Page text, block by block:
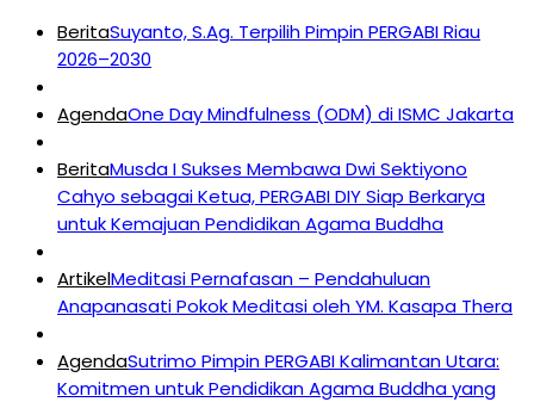
BeritaSuyanto, S.Ag. Terpilih Pimpin PERGABI Riau
2026–2030
AgendaOne Day Mindfulness (ODM) di ISMC Jakarta
BeritaMusda I Sukses Membawa Dwi Sektiyono
Cahyo sebagai Ketua, PERGABI DIY Siap Berkarya
untuk Kemajuan Pendidikan Agama Buddha
ArtikelMeditasi Pernafasan – Pendahuluan
Anapanasati Pokok Meditasi oleh YM. Kasapa Thera
AgendaSutrimo Pimpin PERGABI Kalimantan Utara:
Komitmen untuk Pendidikan Agama Buddha yang